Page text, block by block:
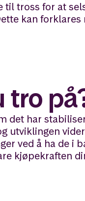
tross for at
kan
tro
det har
utviklingen
ved å ha de i
kjøpekraften